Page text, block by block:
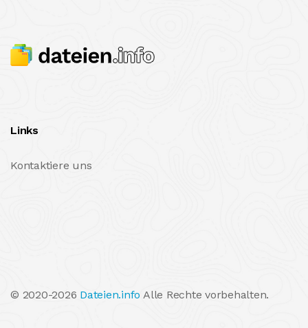
Links
Kontaktiere uns
© 2020-2026 Dateien.info Alle Rechte vorbehalten.